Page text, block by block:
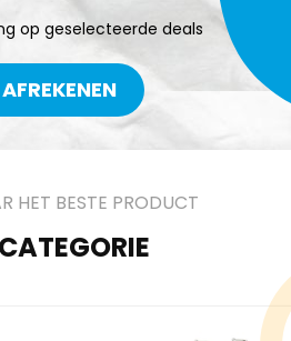
op geselecteerde deals
HET BESTE PRODUCT